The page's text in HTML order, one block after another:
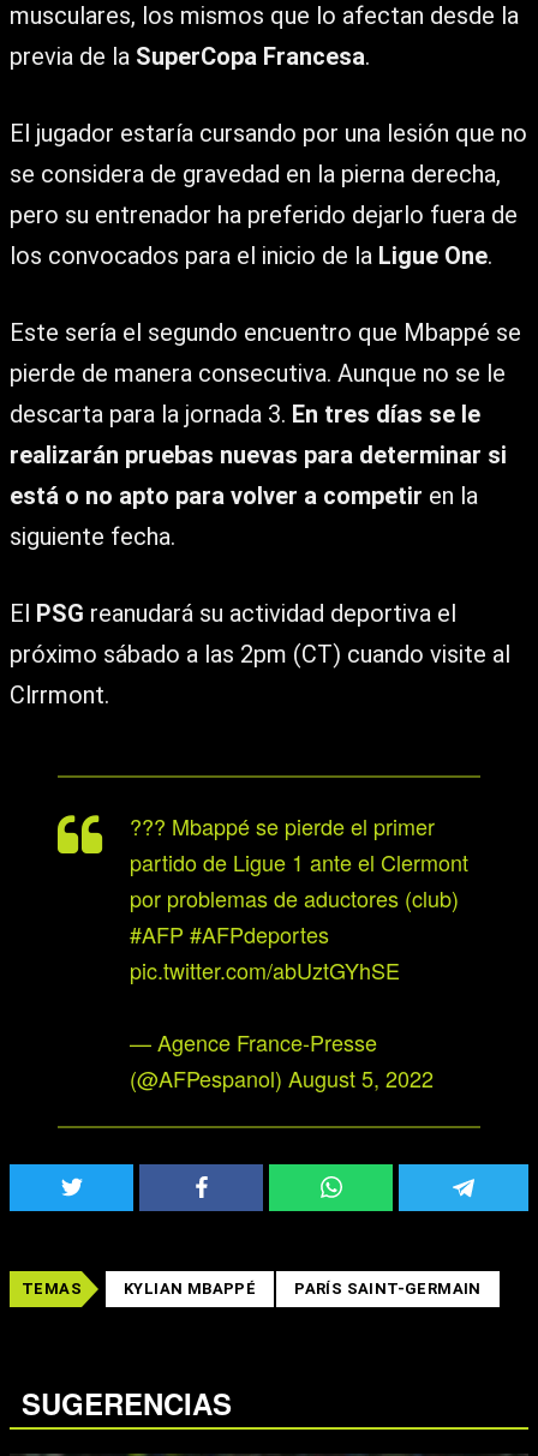
musculares, los mismos que lo afectan desde la
previa de la SuperCopa Francesa.
El jugador estaría cursando por una lesión que no
se considera de gravedad en la pierna derecha,
pero su entrenador ha preferido dejarlo fuera de
los convocados para el inicio de la Ligue One.
Este sería el segundo encuentro que Mbappé se
pierde de manera consecutiva. Aunque no se le
descarta para la jornada 3. En tres días se le
realizarán pruebas nuevas para determinar si
está o no apto para volver a competir en la
siguiente fecha.
El PSG reanudará su actividad deportiva el
próximo sábado a las 2pm (CT) cuando visite al
Clrrmont.
??? Mbappé se pierde el primer
partido de Ligue 1 ante el Clermont
por problemas de aductores (club)
#AFP #AFPdeportes
pic.twitter.com/abUztGYhSE
— Agence France-Presse
(@AFPespanol) August 5, 2022
TEMAS KYLIAN MBAPPÉ PARÍS SAINT-GERMAIN
SUGERENCIAS